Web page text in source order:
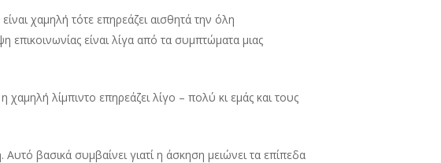
χαμηλή τότε επηρεάζει αισθητά την όλη
επικοινωνίας είναι λίγα από τα συμπτώματα μιας
χαμηλή λίμπιντο επηρεάζει λίγο – πολύ κι εμάς και τους
βασικά συμβαίνει γιατί η άσκηση μειώνει τα επίπεδα